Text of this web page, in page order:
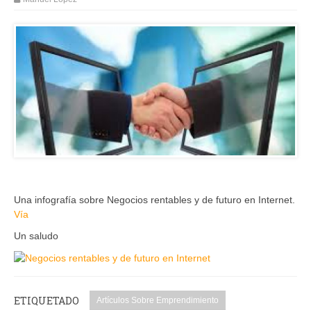
Una infografía sobre Negocios rentables y de futuro en Internet.
Vía
Un saludo
ETIQUETADO Artículos Sobre Emprendimiento